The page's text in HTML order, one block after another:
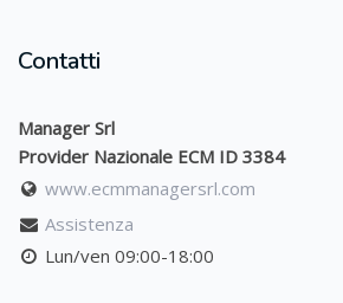
Contatti
Manager Srl
Provider Nazionale ECM ID 3384
www.ecmmanagersrl.com
Assistenza
Lun/ven 09:00-18:00